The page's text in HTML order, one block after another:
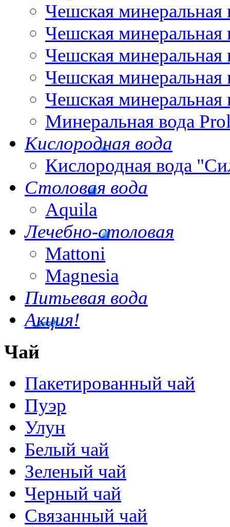
Чешская минеральная
Чешская минеральная
Чешская минеральная
Чешская минеральная
Чешская минеральная
Минеральная вода
Кислородная вода
Кислородная вода
Столовая вода
Aquila
Лечебно-столовая
Mattoni
Magnesia
Питьевая вода
Акция!
Чай
Пакетированный чай
Пуэр
Улун
Белый чай
Зеленый чай
Черный чай
Связанный чай